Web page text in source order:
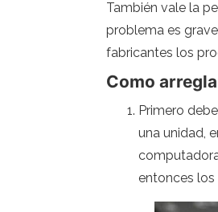
También vale la
problema es
fabricantes los
Como
Primero
una unidad,
entonces